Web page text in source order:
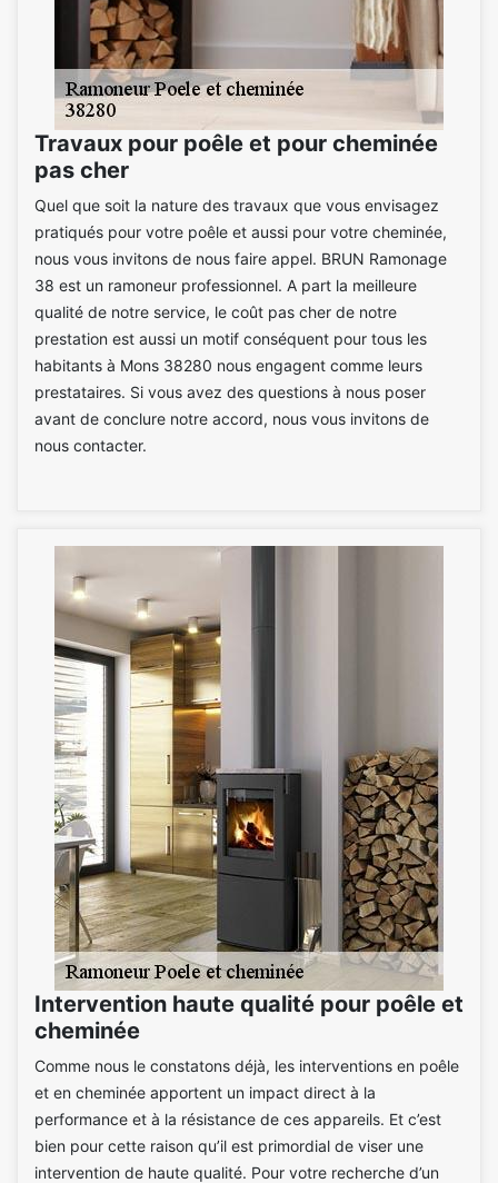
Travaux pour poêle et pour cheminée
pas cher
Quel que soit la nature des travaux que vous envisagez
pratiqués pour votre poêle et aussi pour votre cheminée,
nous vous invitons de nous faire appel. BRUN Ramonage
38 est un ramoneur professionnel. A part la meilleure
qualité de notre service, le coût pas cher de notre
prestation est aussi un motif conséquent pour tous les
habitants à Mons 38280 nous engagent comme leurs
prestataires. Si vous avez des questions à nous poser
avant de conclure notre accord, nous vous invitons de
nous contacter.
Intervention haute qualité pour poêle et
cheminée
Comme nous le constatons déjà, les interventions en poêle
et en cheminée apportent un impact direct à la
performance et à la résistance de ces appareils. Et c’est
bien pour cette raison qu’il est primordial de viser une
intervention de haute qualité. Pour votre recherche d’un